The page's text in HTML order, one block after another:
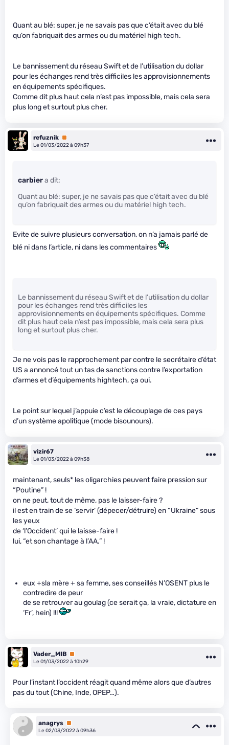
Quant au blé: super, je ne savais pas que c’était avec du blé
qu’on fabriquait des armes ou du matériel high tech.
Le bannissement du réseau Swift et de l’utilisation du dollar
pour les échanges rend très difficiles les approvisionnements
en équipements spécifiques.
Comme dit plus haut cela n’est pas impossible, mais cela sera
plus long et surtout plus cher.
refuznik Premium
Le 01/03/2022 à 09h37
carbiera dit:
Quant au blé: super, je ne savais pas que c’était avec du blé
qu’on fabriquait des armes ou du matériel high tech.
Evite de suivre plusieurs conversation, on n’a jamais parlé de
blé ni dans l’article, ni dans les commentaires
Le bannissement du réseau Swift et de l’utilisation du dollar
pour les échanges rend très difficiles les
approvisionnements en équipements spécifiques. Comme
dit plus haut cela n’est pas impossible, mais cela sera plus
long et surtout plus cher.
Je ne vois pas le rapprochement par contre le secrétaire d’état
US a annoncé tout un tas de sanctions contre l’exportation
d’armes et d’équipements hightech, ça oui.
Le point sur lequel j’appuie c’est le découplage de ces pays
d’un système apolitique (mode bisounours).
vizir67
Le 01/03/2022 à 09h38
maintenant, seuls* les oligarchies peuvent faire pression sur
“Poutine” !
on ne peut, tout de même, pas le laisser-faire ?
il est en train de se ‘servir’ (dépecer/détruire) en “Ukraine” sous
les yeux
de ‘l’Occident’ qui le laisse-faire !
lui, “et son chantage à l’AA.” !
eux +sla mère + sa femme, ses conseillés N’OSENT plus le
contredire de peur
de se retrouver au goulag (ce serait ça, la vraie, dictature en
‘Fr’, hein) !!!
Vader_MIB Premium
Le 01/03/2022 à 10h29
Pour l’instant l’occident réagit quand même alors que d’autres
pas du tout (Chine, Inde, OPEP…).
anagrys Premium
Le 02/03/2022 à 09h36